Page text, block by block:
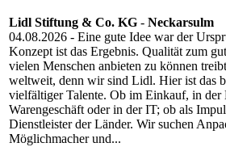
Lidl Stiftung & Co. KG - Neckarsulm
04.08.2026 - Eine gute Idee war der
Konzept ist das Ergebnis. Qualität zum
vielen Menschen anbieten zu können
weltweit, denn wir sind Lidl. Hier ist das
vielfältiger Talente. Ob im Einkauf, in
Warengeschäft oder in der IT; ob als
Dienstleister der Länder. Wir suchen
Möglichmacher und...